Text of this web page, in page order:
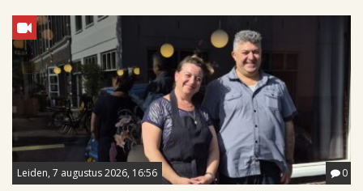
Leiden, 7 augustus 2026, 16:56 0